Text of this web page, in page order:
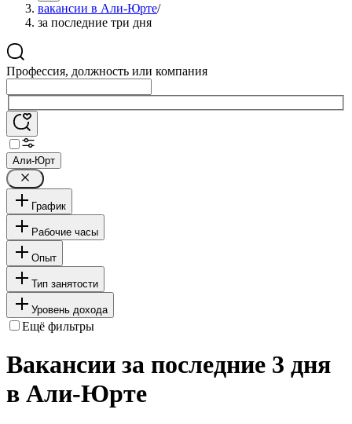
вакансии в Али-Юрте/
за последние три дня
Профессия, должность или компания
Али-Юрт
График
Рабочие часы
Опыт
Тип занятости
Уровень дохода
Ещё фильтры
Вакансии за последние 3 дня
в Али-Юрте